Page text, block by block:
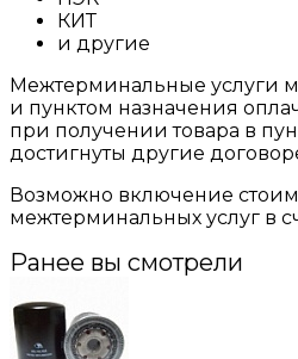
КИТ
и другие
Межтерминальные услуги
и пунктом назначения
при получении товара в
достигнуты другие
Возможно включение
межтерминальных услуг в
Ранее вы смотрели